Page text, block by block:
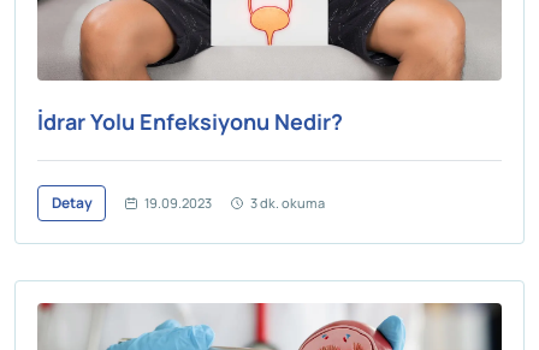
İdrar Yolu Enfeksiyonu Nedir?
Detay 19.09.2023 3 dk. okuma